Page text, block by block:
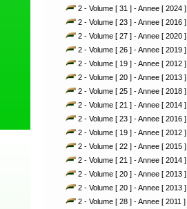
2 - Volume [ 31 ] - Annee [ 2024 ]
2 - Volume [ 23 ] - Annee [ 2016 ]
2 - Volume [ 27 ] - Annee [ 2020 ]
2 - Volume [ 26 ] - Annee [ 2019 ]
2 - Volume [ 19 ] - Annee [ 2012 ]
2 - Volume [ 20 ] - Annee [ 2013 ]
2 - Volume [ 25 ] - Annee [ 2018 ]
2 - Volume [ 21 ] - Annee [ 2014 ]
2 - Volume [ 23 ] - Annee [ 2016 ]
2 - Volume [ 19 ] - Annee [ 2012 ]
2 - Volume [ 22 ] - Annee [ 2015 ]
2 - Volume [ 21 ] - Annee [ 2014 ]
2 - Volume [ 20 ] - Annee [ 2013 ]
2 - Volume [ 20 ] - Annee [ 2013 ]
2 - Volume [ 28 ] - Annee [ 2011 ]